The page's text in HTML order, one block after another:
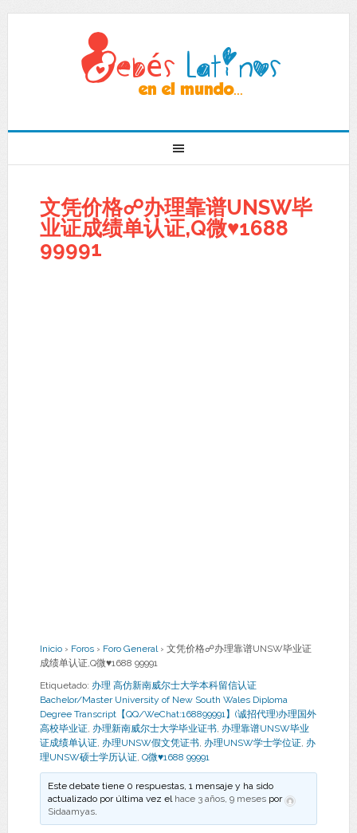
文凭价格☍办理靠谱UNSW毕
业证成绩单认证,Q微♥1688
99991
Inicio › Foros › Foro General › 文凭价格☍办理靠谱UNSW毕业证
成绩单认证,Q微♥1688 99991
Etiquetado: 办理 高仿新南威尔士大学本科留信认证
Bachelor/Master University of New South Wales Diploma
Degree Transcript【QQ/WeChat:168899991】(诚招代理)办理国外
高校毕业证, 办理新南威尔士大学毕业证书, 办理靠谱UNSW毕业
证成绩单认证, 办理UNSW假文凭证书, 办理UNSW学士学位证, 办
理UNSW硕士学历认证, Q微♥1688 99991
Este debate tiene 0 respuestas, 1 mensaje y ha sido
actualizado por última vez el hace 3 años, 9 meses por
Sidaamyas.